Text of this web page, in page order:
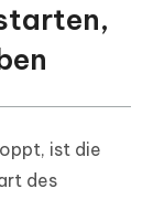
ist die
des